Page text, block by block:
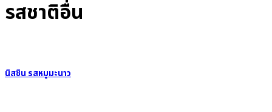
รสชาติอื่น
นิสชิน รสหมูมะนาว